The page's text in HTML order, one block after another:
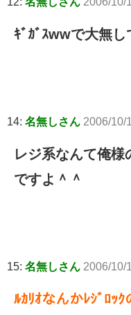
ｷﾞｶﾞｽwwで大無
14: 名無しさん 2006/10/
レジ系なんて俺
ですよ＾＾
15: 名無しさん 2006/10/
ﾙｶﾘｵなんかﾚｼﾞﾛｯ